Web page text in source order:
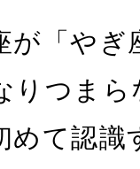
が「やぎ
りつま
めて認識